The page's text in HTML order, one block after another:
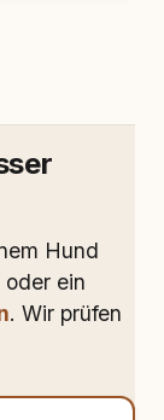
Hund
oder ein
. Wir prüfen